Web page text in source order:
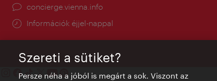
concierge.vienna.info
Információk éjjel-nappal
Szereti a sütiket?
Persze néha a jóból is megárt a sok. Viszont az